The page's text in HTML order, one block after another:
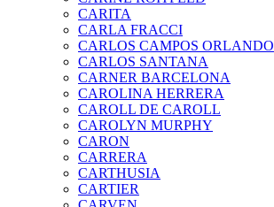
CARITA
CARLA FRACCI
CARLOS CAMPOS ORLANDO
CARLOS SANTANA
CARNER BARCELONA
CAROLINA HERRERA
CAROLL DE CAROLL
CAROLYN MURPHY
CARON
CARRERA
CARTHUSIA
CARTIER